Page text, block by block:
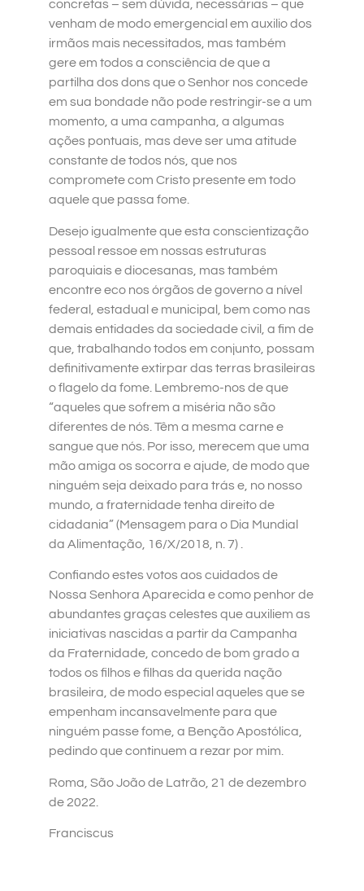
concretas – sem dúvida, necessárias – que
venham de modo emergencial em auxilio dos
irmãos mais necessitados, mas também
gere em todos a consciência de que a
partilha dos dons que o Senhor nos concede
em sua bondade não pode restringir-se a um
momento, a uma campanha, a algumas
ações pontuais, mas deve ser uma atitude
constante de todos nós, que nos
compromete com Cristo presente em todo
aquele que passa fome.
Desejo igualmente que esta conscientização
pessoal ressoe em nossas estruturas
paroquiais e diocesanas, mas também
encontre eco nos órgãos de governo a nível
federal, estadual e municipal, bem como nas
demais entidades da sociedade civil, a fim de
que, trabalhando todos em conjunto, possam
definitivamente extirpar das terras brasileiras
o flagelo da fome. Lembremo-nos de que
“aqueles que sofrem a miséria não são
diferentes de nós. Têm a mesma carne e
sangue que nós. Por isso, merecem que uma
mão amiga os socorra e ajude, de modo que
ninguém seja deixado para trás e, no nosso
mundo, a fraternidade tenha direito de
cidadania” (Mensagem para o Dia Mundial
da Alimentação, 16/X/2018, n. 7) .
Confiando estes votos aos cuidados de
Nossa Senhora Aparecida e como penhor de
abundantes graças celestes que auxiliem as
iniciativas nascidas a partir da Campanha
da Fraternidade, concedo de bom grado a
todos os filhos e filhas da querida nação
brasileira, de modo especial aqueles que se
empenham incansavelmente para que
ninguém passe fome, a Benção Apostólica,
pedindo que continuem a rezar por mim.
Roma, São João de Latrão, 21 de dezembro
de 2022.
Franciscus